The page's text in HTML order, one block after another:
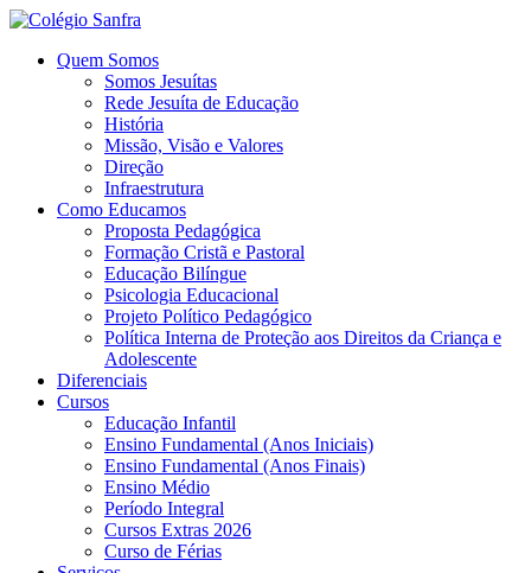
Quem Somos
Somos Jesuítas
Rede Jesuíta de Educação
História
Missão, Visão e Valores
Direção
Infraestrutura
Como Educamos
Proposta Pedagógica
Formação Cristã e Pastoral
Educação Bilíngue
Psicologia Educacional
Projeto Político Pedagógico
Política Interna de Proteção aos Direitos da Criança e
Adolescente
Diferenciais
Cursos
Educação Infantil
Ensino Fundamental (Anos Iniciais)
Ensino Fundamental (Anos Finais)
Ensino Médio
Período Integral
Cursos Extras 2026
Curso de Férias